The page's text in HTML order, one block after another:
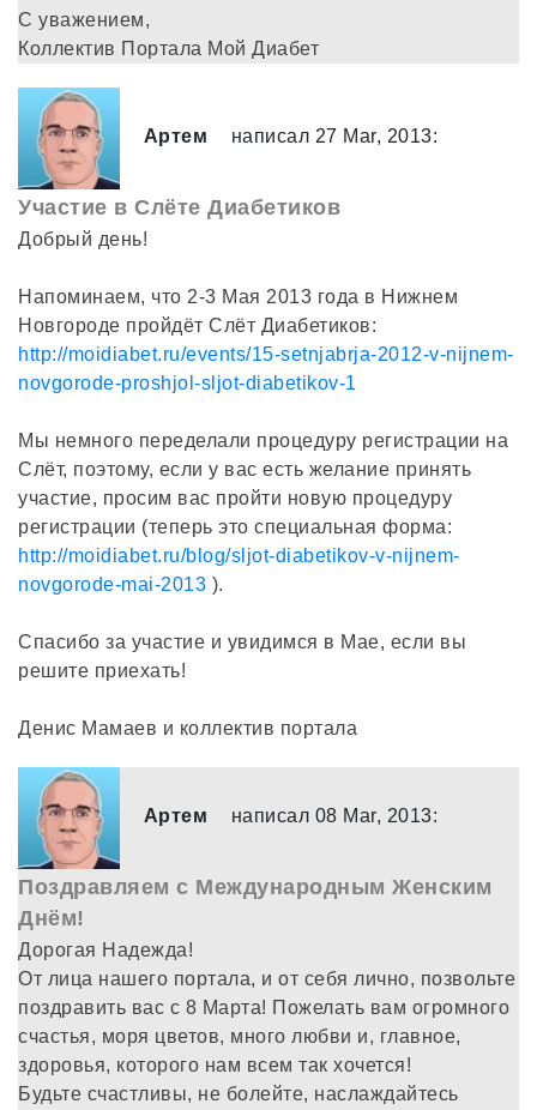
С уважением,
Коллектив Портала Мой Диабет
Артем написал 27 Mar, 2013:
Участие в Слёте Диабетиков
Добрый день!
Напоминаем, что 2-3 Мая 2013 года в Нижнем
Новгороде пройдёт Слёт Диабетиков:
http://moidiabet.ru/events/15-setnjabrja-2012-v-nijnem-
novgorode-proshjol-sljot-diabetikov-1
Мы немного переделали процедуру регистрации на
Слёт, поэтому, если у вас есть желание принять
участие, просим вас пройти новую процедуру
регистрации (теперь это специальная форма:
http://moidiabet.ru/blog/sljot-diabetikov-v-nijnem-
novgorode-mai-2013 ).
Спасибо за участие и увидимся в Мае, если вы
решите приехать!
Денис Мамаев и коллектив портала
Артем написал 08 Mar, 2013:
Поздравляем с Международным Женским
Днём!
Дорогая Надежда!
От лица нашего портала, и от себя лично, позвольте
поздравить вас с 8 Марта! Пожелать вам огромного
счастья, моря цветов, много любви и, главное,
здоровья, которого нам всем так хочется!
Будьте счастливы, не болейте, наслаждайтесь